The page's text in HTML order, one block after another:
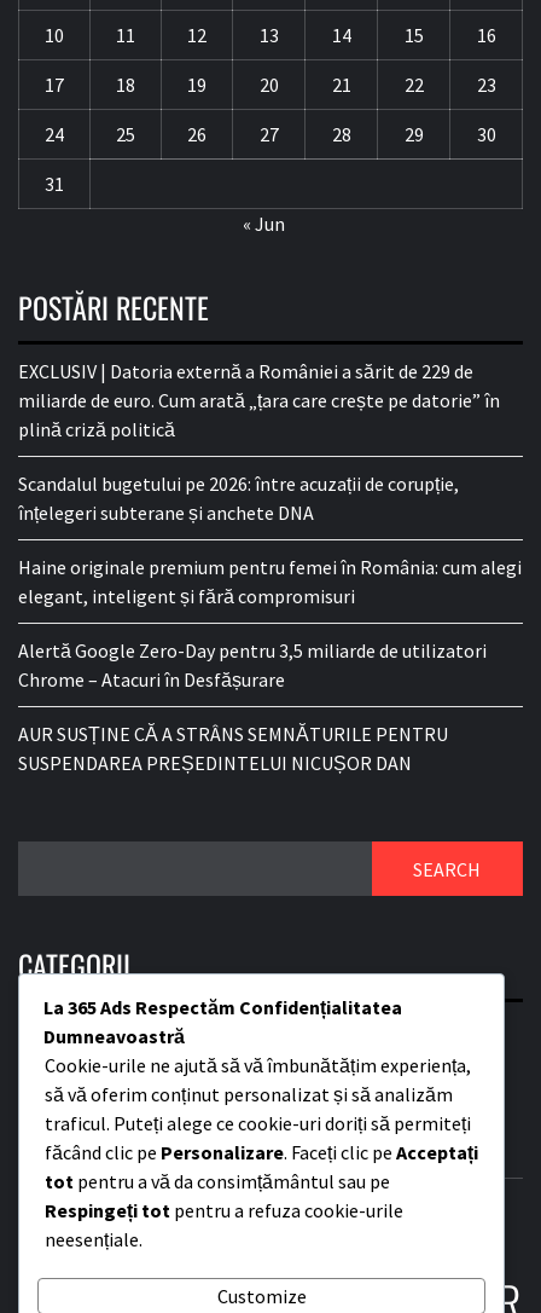
10 11 12 13 14 15 16
17 18 19 20 21 22 23
24 25 26 27 28 29 30
31
« Jun
POSTĂRI RECENTE
EXCLUSIV | Datoria externă a României a sărit de 229 de
miliarde de euro. Cum arată „țara care crește pe datorie” în
plină criză politică
Scandalul bugetului pe 2026: între acuzații de corupție,
înțelegeri subterane și anchete DNA
Haine originale premium pentru femei în România: cum alegi
elegant, inteligent și fără compromisuri
Alertă Google Zero-Day pentru 3,5 miliarde de utilizatori
Chrome – Atacuri în Desfășurare
AUR SUSȚINE CĂ A STRÂNS SEMNĂTURILE PENTRU
SUSPENDAREA PREȘEDINTELUI NICUȘOR DAN
SEARCH
CATEGORII
AR VR calcul cuantic competitive advantage
innovation strategy
inteligență artificială Internet of Things
IoT
Manageri strategici și operaționali
market opportunities
realitate extinsă
tech forecasting
tehnologii emergente World Economic Forum
La 365 Ads Respectăm Confidențialitatea
Dumneavoastră
Cookie-urile ne ajută să vă îmbunătățim experiența,
să vă oferim conținut personalizat și să analizăm
traficul. Puteți alege ce cookie-uri doriți să permiteți
făcând clic pe Personalizare. Faceți clic pe Acceptați
tot pentru a vă da consimțământul sau pe
Respingeți tot pentru a refuza cookie-urile
neesențiale.
Customize